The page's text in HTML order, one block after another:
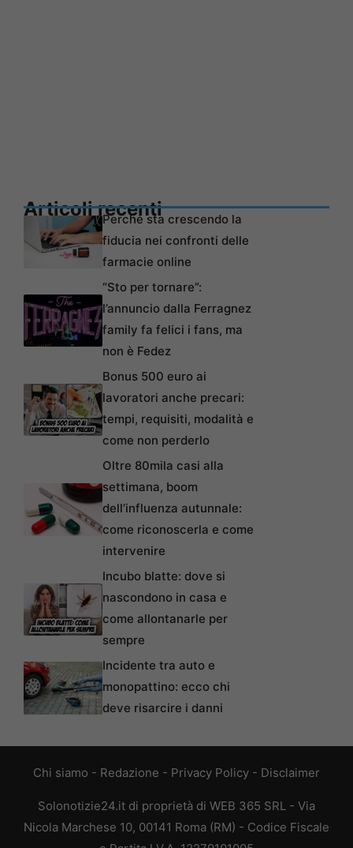
Articoli recentiPerché sta crescendo la
fiducia nei confronti delle
farmacie online
“Sto per tornare”:
l’annuncio dalla Ferragnez
family fa felici i fans, ma
non è Fedez
Bonus 500 euro ai
lavoratori anche precari:
tempi, requisiti, modalità e
come non perderlo
Oltre 80mila casi alla
settimana, boom
dell’influenza autunnale:
come riconoscerla e come
intervenire
Incubo blatte: dove si
nascondono in casa e
come allontanarle per
sempre
Incidente tra auto e
monopattino: ecco chi
deve risarcire i danni
Chi siamo - Redazione - Privacy Policy - Disclaimer
Solonotizie24.it di proprietà di WEB 365 SRL - Via
Nicola Marchese 10, 00141 Roma (RM) - Codice Fiscale